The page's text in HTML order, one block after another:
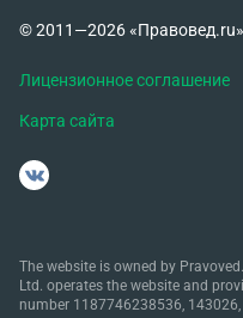
всё по запросу. 6) Вопросы к вам (что мне нужно)
блокам — до
Доступ отца в
требовать доступ/
и зарегистрирован в
живёт с отцом; судебного решения о месте
© 2011—2026
Лицензионное соглашение
Карта сайта
The website is owned by
Ltd. operates the website and
number 1187746238536,